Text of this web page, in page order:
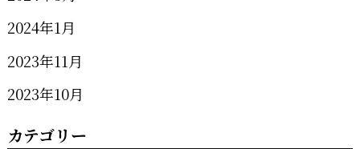
2024年1月
2023年11月
2023年10月
カテゴリー